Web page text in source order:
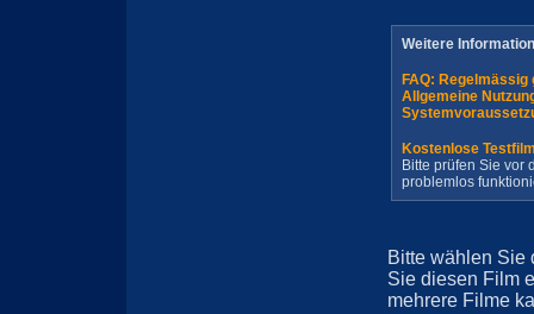
Weitere
FAQ:
Allgemeine
Kostenlose
Bitte prüfen Sie vor
problemlos
Bitte wählen Sie
Sie diesen Film
mehrere Filme